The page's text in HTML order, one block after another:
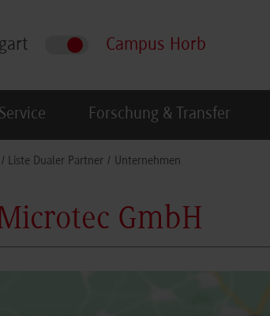
Campus Horb
Service Forschung & Transfer
Liste Dualer Partner Unternehmen
GmbH